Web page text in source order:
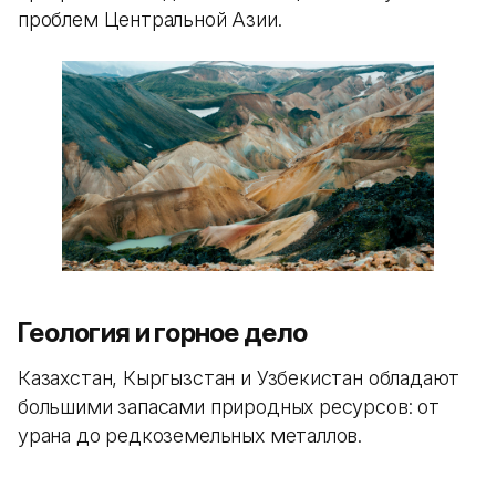
проблем Центральной Азии.
Геология и горное дело
Казахстан, Кыргызстан и Узбекистан обладают
большими запасами природных ресурсов: от
урана до редкоземельных металлов.